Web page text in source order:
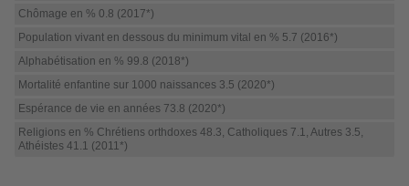
Chômage en % 0.8 (2017*)
Population vivant en dessous du minimum vital en % 5.7 (2016*)
Alphabétisation en % 99.8 (2018*)
Mortalité enfantine sur 1000 naissances 3.5 (2020*)
Espérance de vie en années 73.8 (2020*)
Religions en % Chrétiens orthdoxes 48.3, Catholiques 7.1, Autres 3.5,
Athéistes 41.1 (2011*)